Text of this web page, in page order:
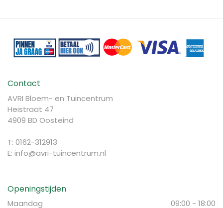
Contact
AVRI Bloem- en Tuincentrum
Heistraat 47
4909 BD Oosteind
T: 0162-312913
E: info@avri-tuincentrum.nl
Openingstijden
Maandag
09:00 - 18:00